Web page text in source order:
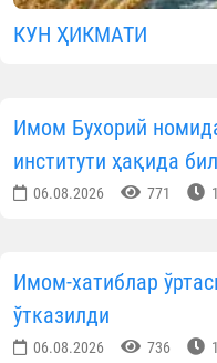
теран билими,
фикрлаш
тарихимиз, диний-
халқимизнинг
эттирди.
ғолиблар аниқланди:
Ғолиб жамоалар: